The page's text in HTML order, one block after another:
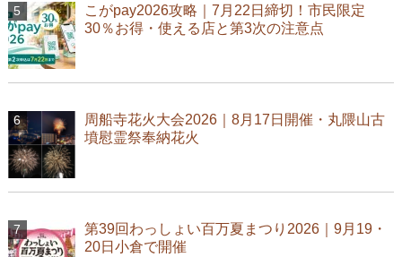
こがpay2026攻略｜7月22日締切！市民限定
30％お得・使える店と第3次の注意点
周船寺花火大会2026｜8月17日開催・丸隈山古
墳慰霊祭奉納花火
第39回わっしょい百万夏まつり2026｜9月19・
20日小倉で開催